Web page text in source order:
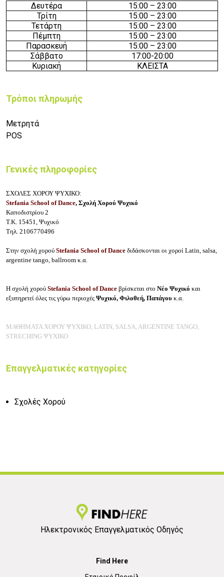
Δευτέρα 15:00– 23:00
Τρίτη
15:00– 23:00
Τετάρτη
15:00– 23:00
Πέμπτη
15:00– 23:00
Παρασκευή
15:00– 23:00
Σάββατο
17:00-20:00
Κυριακή
ΚΛΕΙΣΤΑ
Τρόποι πληρωμής
Μετρητά
POS
Γενικές πληροφορίες
ΣΧΟΛΕΣ ΧΟΡΟΥ ΨΥΧΙΚΟ:
Stefania School of Dance, Σχολή Χορού Ψυχικό
Καποδιστρίου 2
Τ.Κ. 15451, Ψυχικό
Τηλ. 2106770496
Στην σχολή χορού Stefania School of Dance διδάσκονται οι χοροί Latin, salsa,
argentine tango, ballroom κ.α.
Η σχολή χορού Stefania School of Dance βρίσκεται στο Νέο Ψυχικό και
εξυπηρετεί όλες τις γύρω περιοχές Ψυχικό, Φιλοθεή, Παπάγου κ.α.
ΜΑΘΗΜΑΤΑ ΧΟΡΟΥ ΨΥΧΙΚΟ, LATIN, SALSA, ARGENTINE TANGO,
STRECHING ΨΥΧΙΚΟ
Επαγγελματικές κατηγορίες
Σχολές Χορού
Ηλεκτρονικός Επαγγελματικός Οδηγός
Find Here